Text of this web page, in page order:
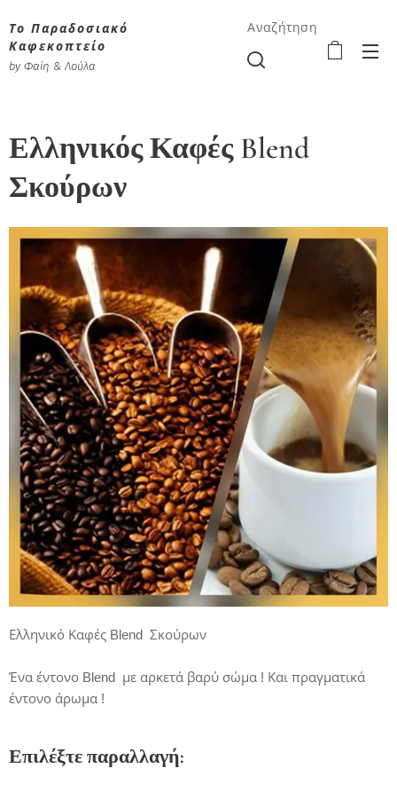
Το Παραδοσιακό
Καφεκοπτείο
by Φαίη & Λούλα
Αναζήτηση
Ελληνικός Καφές Blend
Σκούρων
Ελληνικό Καφές Blend Σκούρων
Ένα έντονο Blend με αρκετά βαρύ σώμα ! Και πραγματικά
έντονο άρωμα !
Επιλέξτε παραλλαγή: